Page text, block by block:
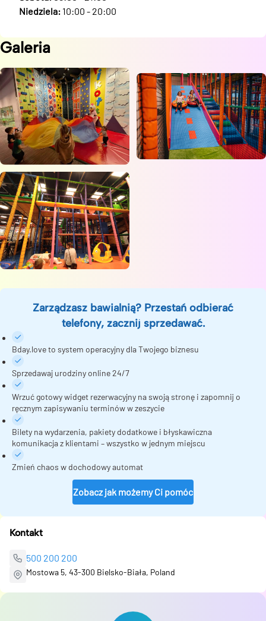
Niedziela: 10:00 - 20:00
Galeria
Zarządzasz bawialnią? Przestań odbierać
telefony, zacznij sprzedawać.
Bday.love to system operacyjny dla Twojego biznesu
Sprzedawaj urodziny online 24/7
Wrzuć gotowy widget rezerwacyjny na swoją stronę i zapomnij o
ręcznym zapisywaniu terminów w zeszycie
Bilety na wydarzenia, pakiety dodatkowe i błyskawiczna
komunikacja z klientami – wszystko w jednym miejscu
Zmień chaos w dochodowy automat
Zobacz jak możemy Ci pomóc
Kontakt
500 200 200
Mostowa 5, 43-300 Bielsko-Biała, Poland